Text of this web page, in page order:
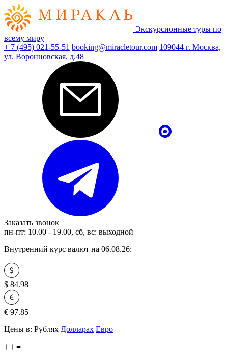
Экскурсионные туры по
всему миру
+ 7 (495) 021-55-51 booking@miracletour.com 109044 г. Москва,
ул. Воронцовская, д.48
Заказать звонок
пн-пт: 10.00 - 19.00, сб, вс: выходной
Внутренний курс валют на 06.08.26:
$ 84.98
€ 97.85
Цены в: Рублях Долларах Евро
≡